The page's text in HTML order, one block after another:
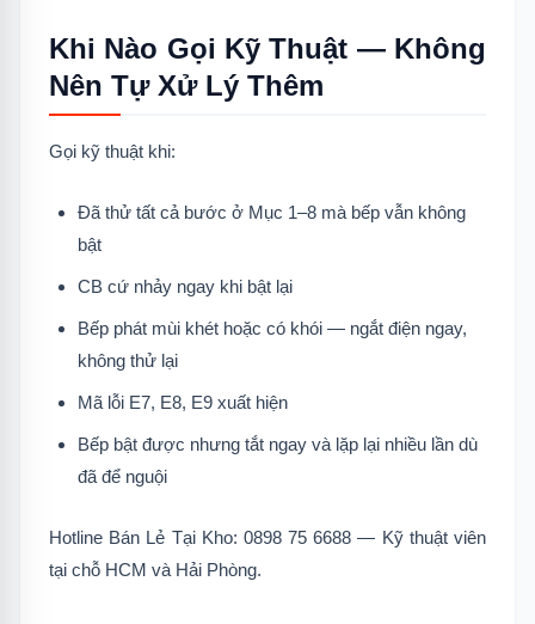
Khi Nào Gọi Kỹ Thuật — Không
Nên Tự Xử Lý Thêm
Gọi kỹ thuật khi:
Đã thử tất cả bước ở Mục 1–8 mà bếp vẫn không
bật
CB cứ nhảy ngay khi bật lại
Bếp phát mùi khét hoặc có khói — ngắt điện ngay,
không thử lại
Mã lỗi E7, E8, E9 xuất hiện
Bếp bật được nhưng tắt ngay và lặp lại nhiều lần dù
đã để nguội
Hotline Bán Lẻ Tại Kho: 0898 75 6688 — Kỹ thuật viên
tại chỗ HCM và Hải Phòng.